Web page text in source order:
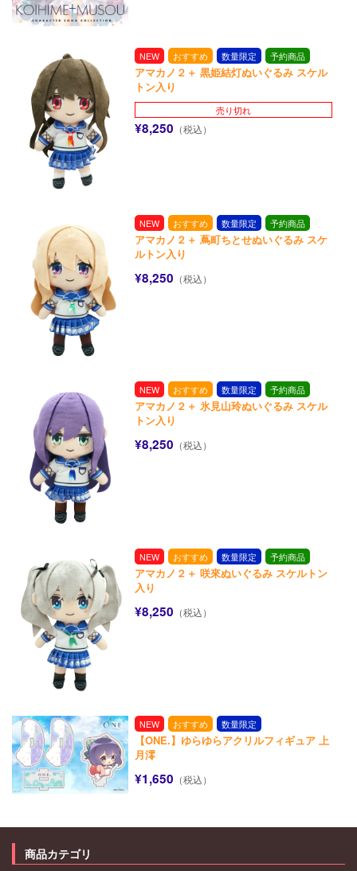
NEW おすすめ 数量限定 予約商品
アマカノ２＋ 黒姫結灯ぬいぐるみ スケル
トン入り
売り切れ
¥8,250 （税込）
NEW おすすめ 数量限定 予約商品
アマカノ２＋ 蔦町ちとせぬいぐるみ スケ
ルトン入り
¥8,250 （税込）
NEW おすすめ 数量限定 予約商品
アマカノ２＋ 氷見山玲ぬいぐるみ スケル
トン入り
¥8,250 （税込）
NEW おすすめ 数量限定 予約商品
アマカノ２＋ 咲來ぬいぐるみ スケルトン
入り
¥8,250 （税込）
NEW おすすめ 数量限定
【ONE.】ゆらゆらアクリルフィギュア 上
月澪
¥1,650 （税込）
商品カテゴリ